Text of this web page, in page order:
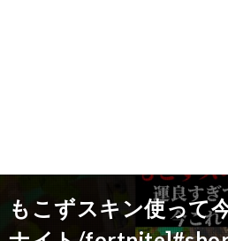
もこずスキン使って